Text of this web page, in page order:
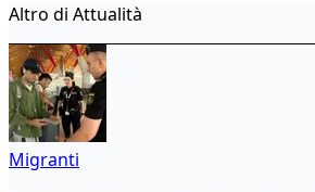
Altro di Attualità
Migranti